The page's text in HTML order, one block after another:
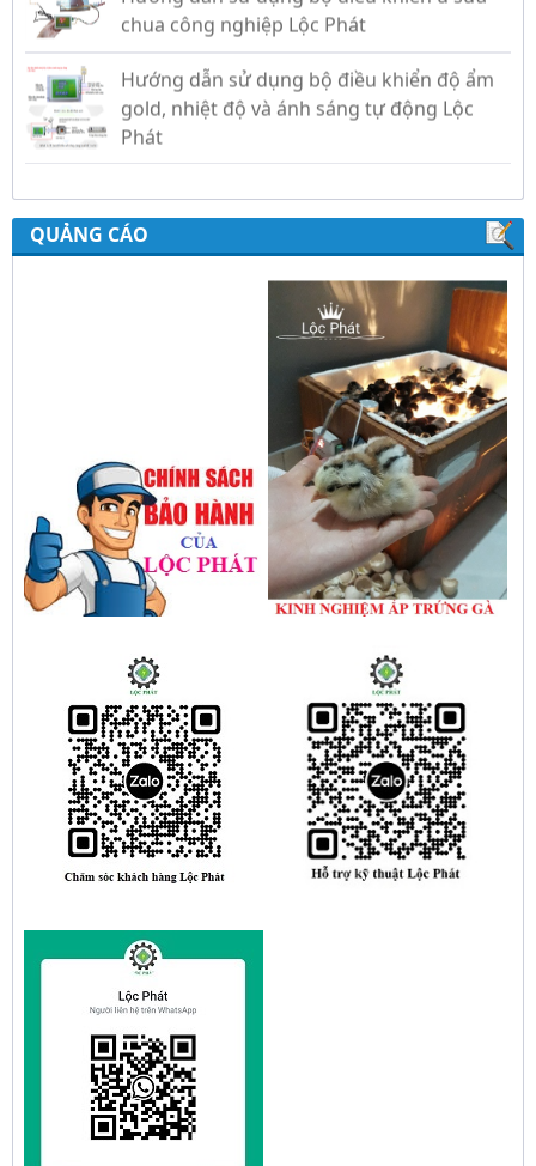
Hướng dẫn sử dụng bộ điều khiển độ ẩm
gold, nhiệt độ và ánh sáng tự động Lộc
Phát
QUẢNG CÁO